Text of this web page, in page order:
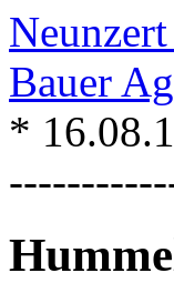
Bauer
*